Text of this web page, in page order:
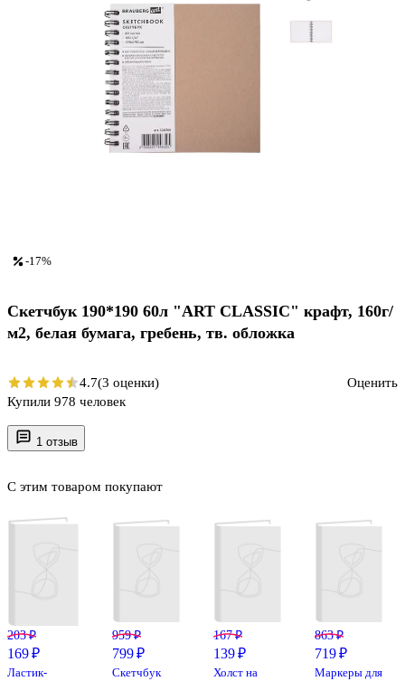
1 отзыв
С этим товаром покупают
203 ₽
169 ₽
Ластик-
959 ₽
799 ₽
Скетчбук
167 ₽
139 ₽
Холст на
863 ₽
719 ₽
Маркеры для
-17%
Скетчбук 190*190 60л "ART CLASSIC" крафт, 160г/
м2, белая бумага, гребень, тв. обложка
4.7(3 оценки)
Оценить
Купили 978 человек